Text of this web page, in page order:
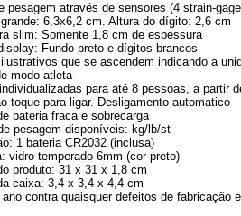
pesagem através de sensores (4 strain-
6,3x6,2 cm. Altura do dígito: 2,6 cm
slim: Somente 1,8 cm de espessura
Fundo preto e dígitos brancos
que se ascendem indicando a
modo atleta
para até 8 pessoas, a partir
toque para ligar. Desligamento automatico
bateria fraca e sobrecarga
pesagem disponíveis: kg/lb/st
1 bateria CR2032 (inclusa)
vidro temperado 6mm (cor preto)
produto: 31 x 31 x 1,8 cm
caixa: 3,4 x 3,4 x 4,4 cm
contra quaisquer defeitos de fabricação